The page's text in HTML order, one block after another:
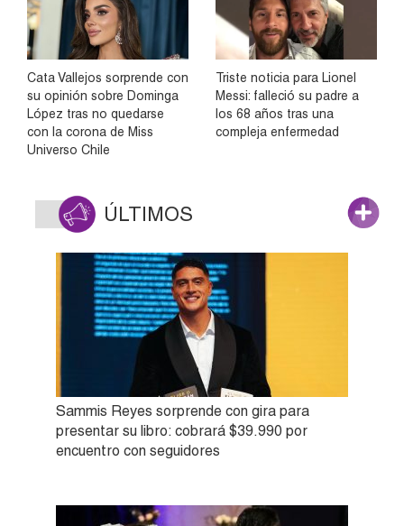
Cata Vallejos sorprende con
su opinión sobre Dominga
López tras no quedarse
con la corona de Miss
Universo Chile
Triste noticia para Lionel
Messi: falleció su padre a
los 68 años tras una
compleja enfermedad
ÚLTIMOS
Sammis Reyes sorprende con gira para
presentar su libro: cobrará $39.990 por
encuentro con seguidores